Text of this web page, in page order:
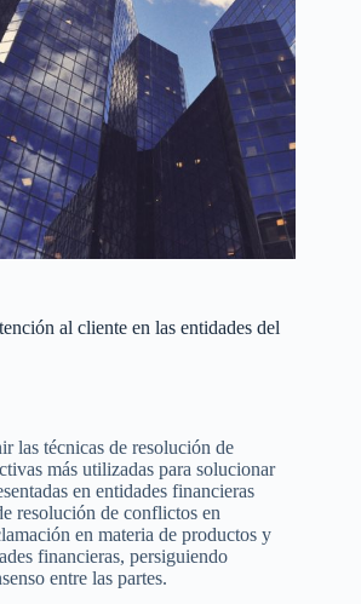
al cliente en las entidades del
las técnicas de resolución de
más utilizadas para solucionar
en entidades financieras
resolución de conflictos en
en materia de productos y
financieras, persiguiendo
entre las partes.